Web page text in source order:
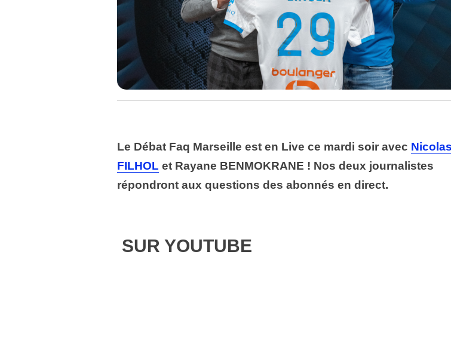
Le Débat Faq Marseille est en Live ce mardi soir avec Nicolas
FILHOL et Rayane BENMOKRANE ! Nos deux journalistes
répondront aux questions des abonnés en direct.
SUR YOUTUBE